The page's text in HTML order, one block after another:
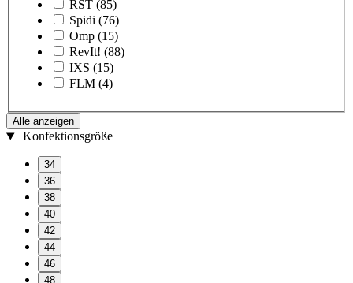
RST (85)
Spidi (76)
Omp (15)
RevIt! (88)
IXS (15)
FLM (4)
Alle anzeigen
Konfektionsgröße
34
36
38
40
42
44
46
48